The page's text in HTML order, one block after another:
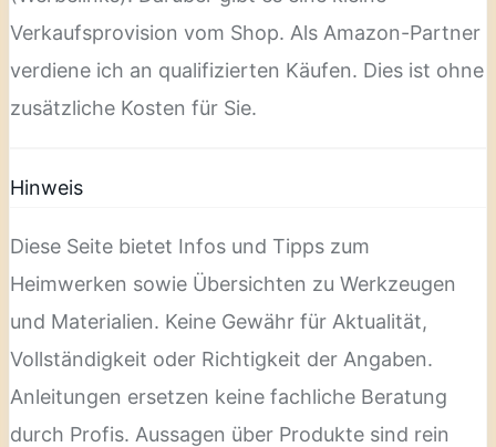
Verkaufsprovision vom Shop. Als Amazon-Partner
verdiene ich an qualifizierten Käufen. Dies ist ohne
zusätzliche Kosten für Sie.
Hinweis
Diese Seite bietet Infos und Tipps zum
Heimwerken sowie Übersichten zu Werkzeugen
und Materialien. Keine Gewähr für Aktualität,
Vollständigkeit oder Richtigkeit der Angaben.
Anleitungen ersetzen keine fachliche Beratung
durch Profis. Aussagen über Produkte sind rein